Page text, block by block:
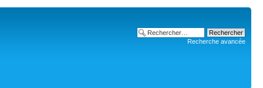
Recherche avancée